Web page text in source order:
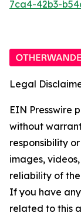
7ca4-42b3-
Legal
EIN Presswire
without
responsibility
images,
reliability of
If you have
related to this